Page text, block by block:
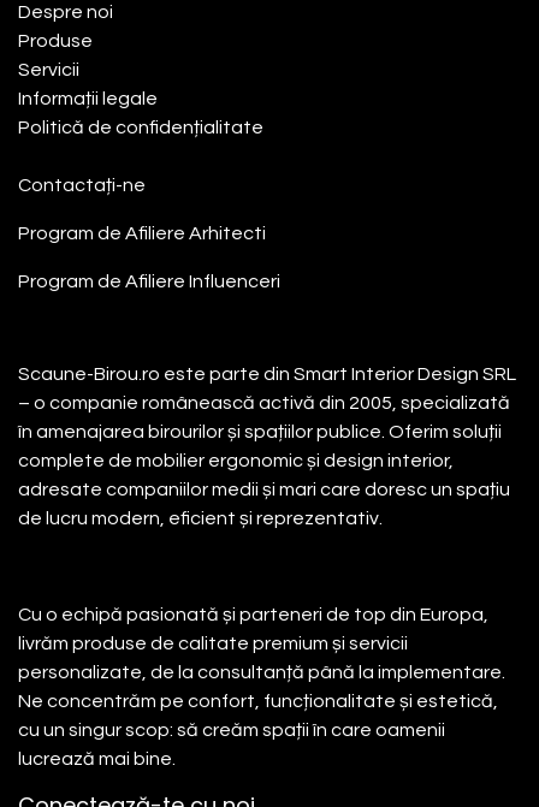
Despre noi
Produse
Servicii
Informații legale
Politică de confidențialitate
Contactați-ne
Program de Afiliere Arhitecti
Program de Afiliere Influenceri
Scaune-Birou.ro este parte din Smart Interior Design SRL
– o companie românească activă din 2005, specializată
în amenajarea birourilor și spațiilor publice. Oferim soluții
complete de mobilier ergonomic și design interior,
adresate companiilor medii și mari care doresc un spațiu
de lucru modern, eficient și reprezentativ.
Cu o echipă pasionată și parteneri de top din Europa,
livrăm produse de calitate premium și servicii
personalizate, de la consultanță până la implementare.
Ne concentrăm pe confort, funcționalitate și estetică,
cu un singur scop: să creăm spații în care oamenii
lucrează mai bine.